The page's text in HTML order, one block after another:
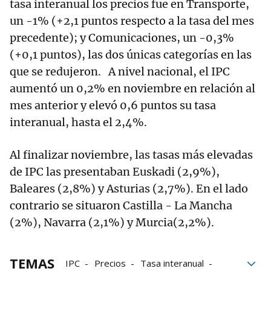
tasa interanual los precios fue en Transporte,
un -1% (+2,1 puntos respecto a la tasa del mes
precedente); y Comunicaciones, un -0,3%
(+0,1 puntos), las dos únicas categorías en las
que se redujeron. A nivel nacional, el IPC
aumentó un 0,2% en noviembre en relación al
mes anterior y elevó 0,6 puntos su tasa
interanual, hasta el 2,4%.
Al finalizar noviembre, las tasas más elevadas
de IPC las presentaban Euskadi (2,9%),
Baleares (2,8%) y Asturias (2,7%). En el lado
contrario se situaron Castilla - La Mancha
(2%), Navarra (2,1%) y Murcia(2,2%).
TEMAS IPC Precios
Tasa interanual